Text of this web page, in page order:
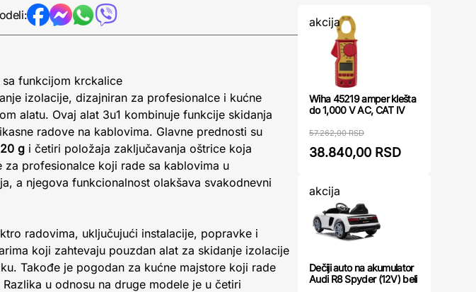
sa funkcijom krckalice
izolacije, dizajniran za profesionalce i kućne
alatu. Ovaj alat 3u1 kombinuje funkcije skidanja
radove na kablovima. Glavne prednosti su
g i četiri položaja zaključavanja oštrice koja
profesionalce koji rade sa kablovima u
a njegova funkcionalnost olakšava svakodnevni
radovima, uključujući instalacije, popravke i
koji zahtevaju pouzdan alat za skidanje izolacije
Takođe je pogodan za kućne majstore koji rade
u odnosu na druge modele je u četiri
akcija
Wiha 45219 amper klešta
do 1,000 V AC, CAT IV
57.262,00 RSD
38.840,00 RSD
akcija
Dečiji auto na akumulator
Audi R8 Spyder (12V) beli